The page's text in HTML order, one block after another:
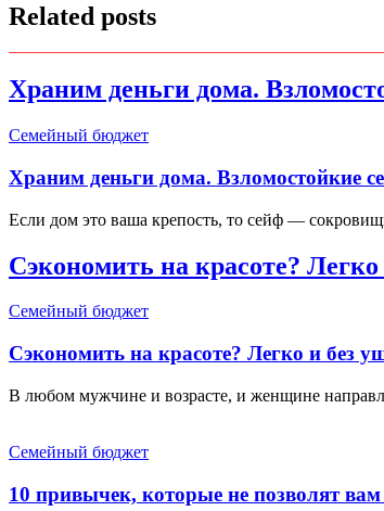
Related posts
Храним деньги дома.
Семейный бюджет
Храним деньги дома. Взломостойкие
Если дом это ваша крепость, то сейф —
Сэкономить на красоте?
Семейный бюджет
Сэкономить на красоте? Легко и без
В любом мужчине и возрасте, и женщине
Семейный бюджет
10 привычек, которые не позволят вам